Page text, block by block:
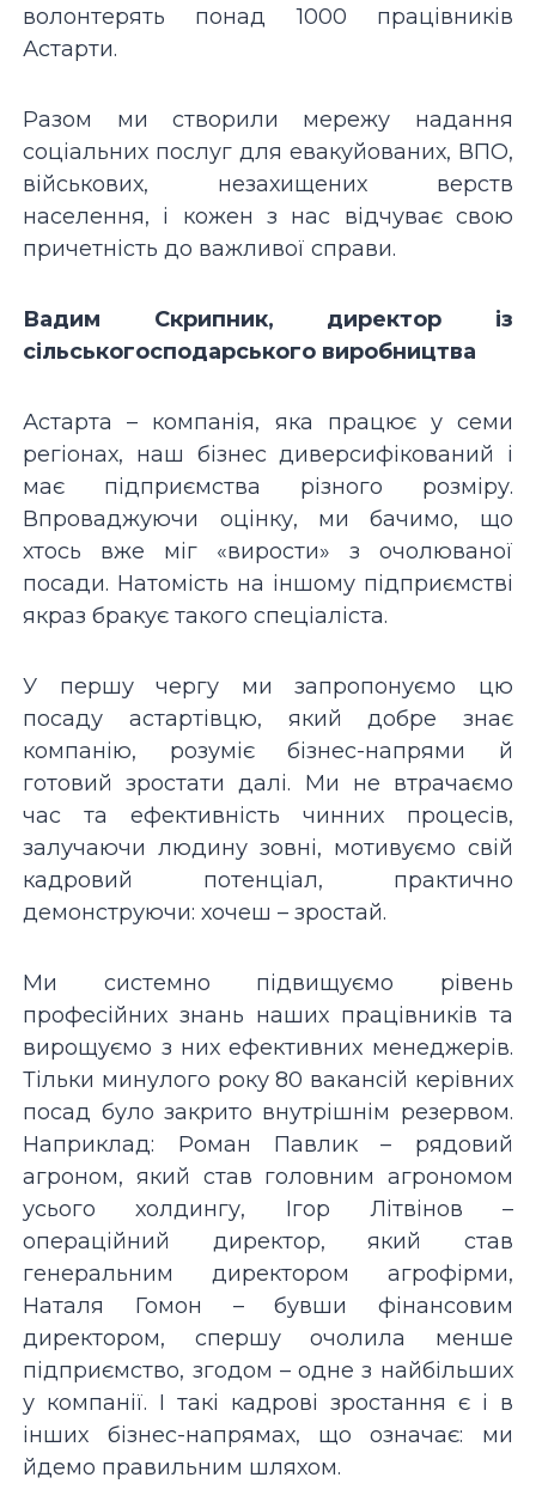
волонтерять понад 1000 працівників
Астарти.
Разом ми створили мережу надання
соціальних послуг для евакуйованих, ВПО,
військових, незахищених верств
населення, і кожен з нас відчуває свою
причетність до важливої справи.
Вадим Скрипник, директор із
сільськогосподарського виробництва
Астарта – компанія, яка працює у семи
регіонах, наш бізнес диверсифікований і
має підприємства різного розміру.
Впроваджуючи оцінку, ми бачимо, що
хтось вже міг «вирости» з очолюваної
посади. Натомість на іншому підприємстві
якраз бракує такого спеціаліста.
У першу чергу ми запропонуємо цю
посаду астартівцю, який добре знає
компанію, розуміє бізнес-напрями й
готовий зростати далі. Ми не втрачаємо
час та ефективність чинних процесів,
залучаючи людину зовні, мотивуємо свій
кадровий потенціал, практично
демонструючи: хочеш – зростай.
Ми системно підвищуємо рівень
професійних знань наших працівників та
вирощуємо з них ефективних менеджерів.
Тільки минулого року 80 вакансій керівних
посад було закрито внутрішнім резервом.
Наприклад: Роман Павлик – рядовий
агроном, який став головним агрономом
усього холдингу, Ігор Літвінов –
операційний директор, який став
генеральним директором агрофірми,
Наталя Гомон – бувши фінансовим
директором, спершу очолила менше
підприємство, згодом – одне з найбільших
у компанії. І такі кадрові зростання є і в
інших бізнес-напрямах, що означає: ми
йдемо правильним шляхом.